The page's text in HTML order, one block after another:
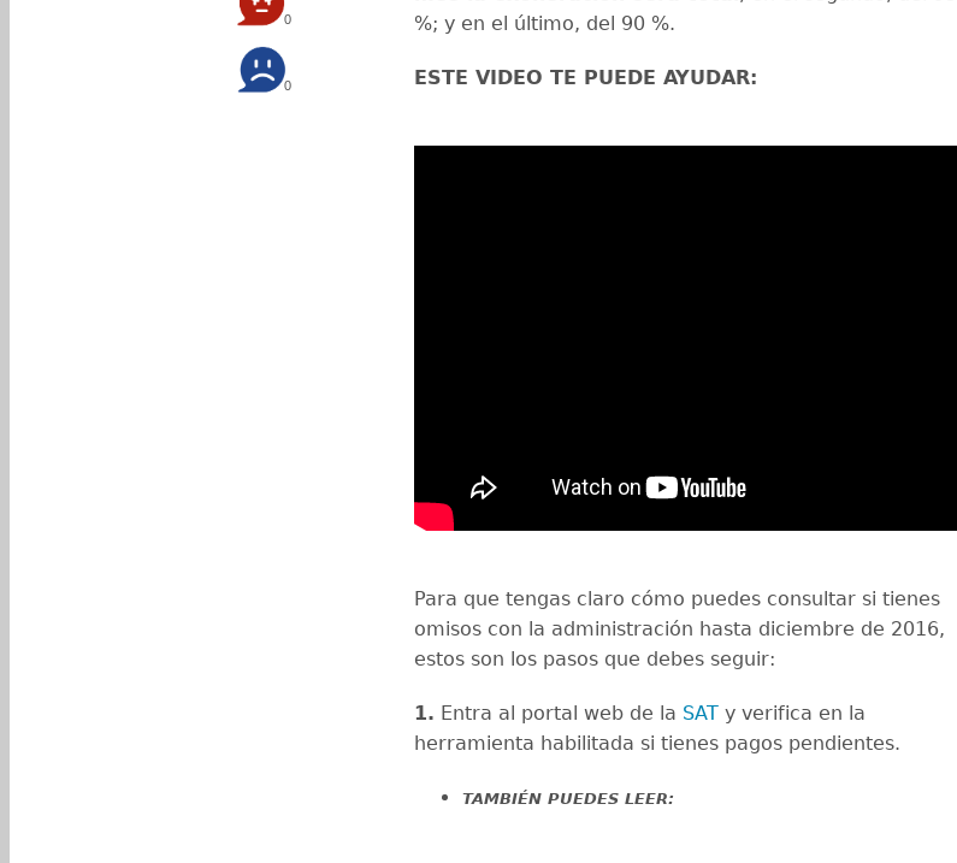
0
0
%; y en el último, del 90 %.
ESTE VIDEO TE PUEDE AYUDAR:
Para que tengas claro cómo puedes consultar si tienes
omisos con la administración hasta diciembre de 2016,
estos son los pasos que debes seguir:
1. Entra al portal web de la SAT y verifica en la
herramienta habilitada si tienes pagos pendientes.
TAMBIÉN PUEDES LEER: